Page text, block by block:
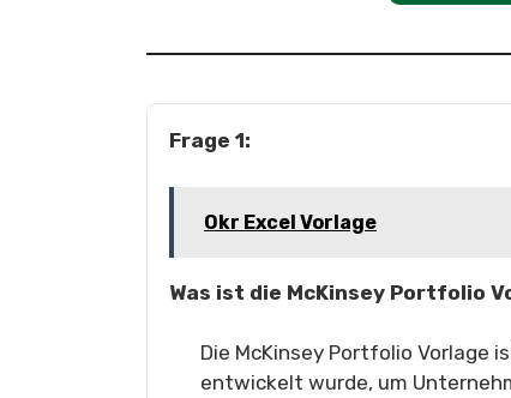
Frage 1:
Okr Excel Vorlage
Was ist die McKinsey Portfolio
Die McKinsey Portfolio Vorlage
entwickelt wurde, um